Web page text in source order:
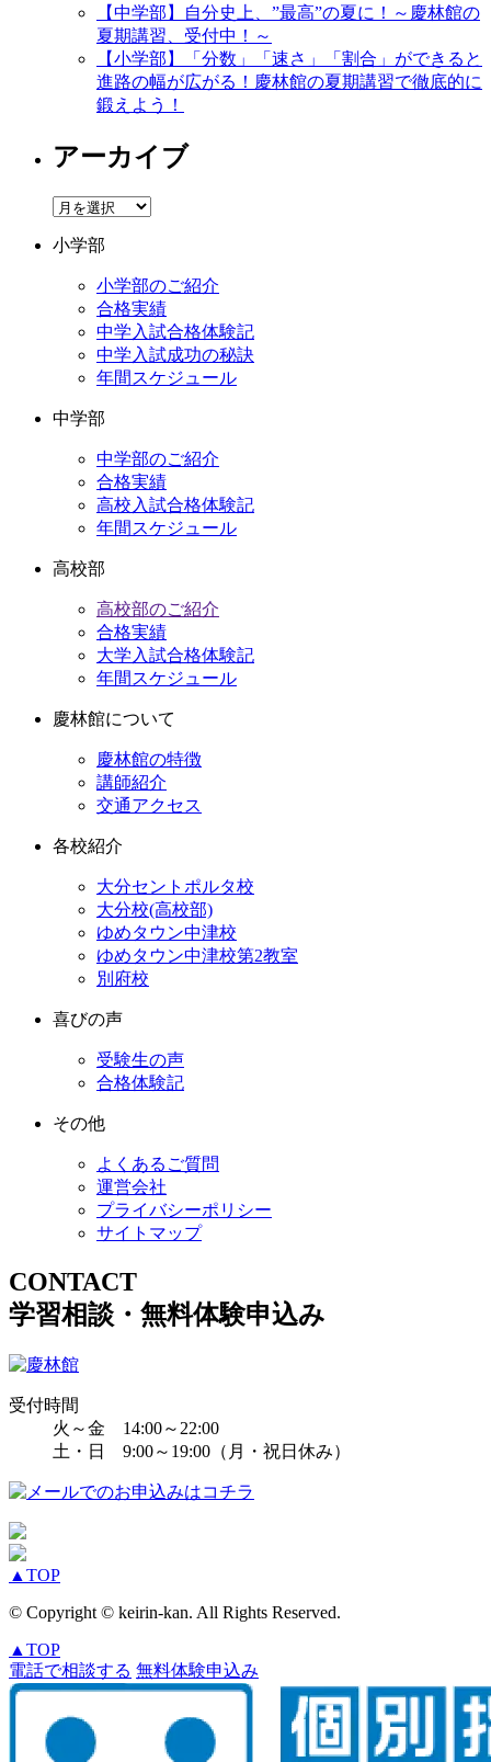
【中学部】自分史上、”最高”の夏に！～慶林館の
夏期講習、受付中！～
【小学部】「分数」「速さ」「割合」ができると
進路の幅が広がる！慶林館の夏期講習で徹底的に
鍛えよう！
アーカイブ
ア
カ
小学部
小学部のご紹介
合格実績
中学入試合格体験記
中学入試成功の秘訣
年間スケジュール
中学部
中学部のご紹介
合格実績
高校入試合格体験記
年間スケジュール
高校部
高校部のご紹介
合格実績
大学入試合格体験記
年間スケジュール
慶林館について
慶林館の特徴
講師紹介
交通アクセス
各校紹介
大分セントポルタ校
大分校(高校部)
ゆめタウン中津校
ゆめタウン中津校第2教室
別府校
喜びの声
受験生の声
合格体験記
その他
よくあるご質問
運営会社
プライバシーポリシー
サイトマップ
CONTACT
学習相談・無料体験申込み
受付時間
火～金 14:00～22:00
土・日 9:00～19:00（月・祝日休み）
▲ TOP
© Copyright © keirin-kan. All Rights Reserved.
▲ TOP
電話で相談する 無料体験申込み